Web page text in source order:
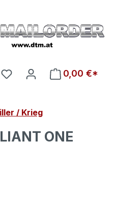
Du hast 0 Produkte auf
0,00 €*
/ Krieg
ONE